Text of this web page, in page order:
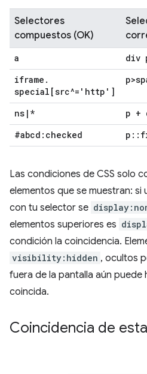
Selectores
compuestos (OK)
a
div
iframe .
special[src^='http']
ns | *
p +
#abcd:checked
p ::
Las condiciones de CSS solo
elementos que se muestran:
con tu selector se
elementos superiores es
condición la coincidencia.
visibility:hidden , ocultos
fuera de la pantalla aún
coincida.
Coincidencia de